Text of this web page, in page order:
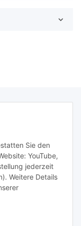
Sie den
YouTube,
jederzeit
Weitere Details